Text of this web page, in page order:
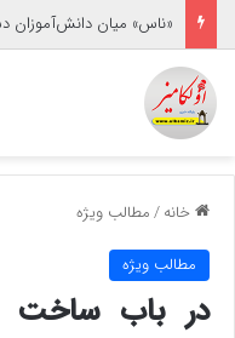
«ناس» میان
خانه/مطالب ویژه
مطالب ویژه
در باب